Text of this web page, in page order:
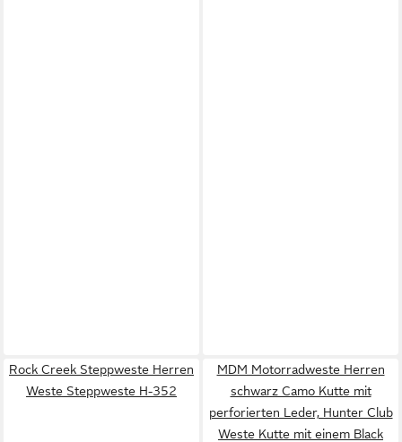
Rock Creek Steppweste Herren
Weste Steppweste H-352
MDM Motorradweste Herren
schwarz Camo Kutte mit
perforierten Leder, Hunter Club
Weste Kutte mit einem Black